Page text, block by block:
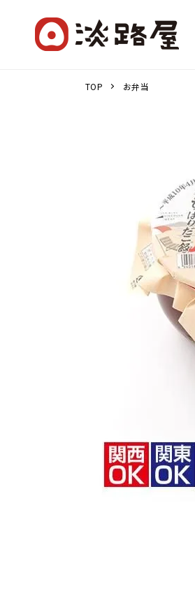
TOP お弁当